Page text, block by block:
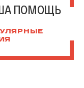
ПОМОЩЬ